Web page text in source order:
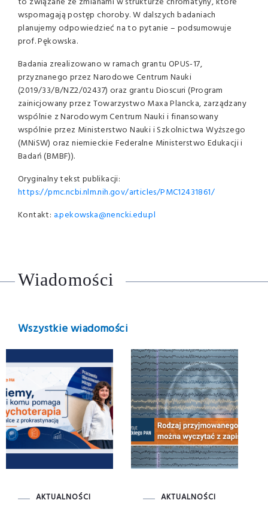
wspomagają postęp choroby. W dalszych badaniach
planujemy odpowiedzieć na to pytanie – podsumowuje
prof. Pękowska.
Badania zrealizowano w ramach grantu OPUS-17,
przyznanego przez Narodowe Centrum Nauki
(2019/33/B/NZ2/02437) oraz grantu Dioscuri (Program
zainicjowany przez Towarzystwo Maxa Plancka, zarządzany
wspólnie z Narodowym Centrum Nauki i finansowany
wspólnie przez Ministerstwo Nauki i Szkolnictwa Wyższego
(MNiSW) oraz niemieckie Federalne Ministerstwo Edukacji i
Badań (BMBF)).
Oryginalny tekst publikacji:
https://pmc.ncbi.nlm.nih.gov/articles/PMC12431861/
Kontakt: a.pekowska@nencki.edu.pl
Wiadomości
Wszystkie wiadomości
AKTUALNOŚCI AKTUALNOŚCI